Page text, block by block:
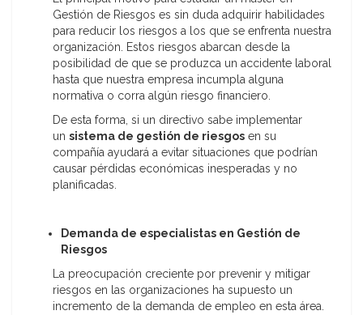
Gestión de Riesgos es sin duda adquirir habilidades
para reducir los riesgos a los que se enfrenta nuestra
organización. Estos riesgos abarcan desde la
posibilidad de que se produzca un accidente laboral
hasta que nuestra empresa incumpla alguna
normativa o corra algún riesgo financiero.
De esta forma, si un directivo sabe implementar
un sistema de gestión de riesgos en su
compañía ayudará a evitar situaciones que podrían
causar pérdidas económicas inesperadas y no
planificadas.
Demanda de especialistas en Gestión de
Riesgos
La preocupación creciente por prevenir y mitigar
riesgos en las organizaciones ha supuesto un
incremento de la demanda de empleo en esta área.